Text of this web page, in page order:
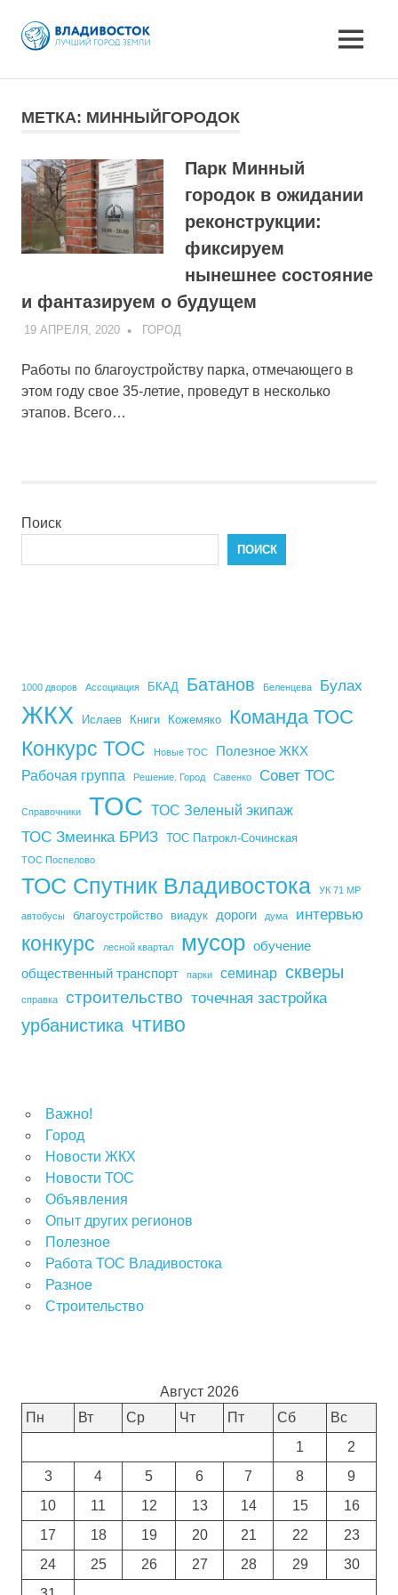
MENU
МЕТКА: МИННЫЙГОРОДОК
Парк Минный
городок в ожидании
реконструкции:
фиксируем
нынешнее состояние
и фантазируем о будущем
19 АПРЕЛЯ, 2020 ADMIN
ГОРОД
Работы по благоустройству парка, отмечающего в
этом году свое 35-летие, проведут в несколько
этапов. Всего…
Поиск
ПОИСК
1000 дворов Ассоциация БКАД Батанов Беленцева Булах
ЖКХ Ислаев Книги Кожемяко Команда ТОС
Конкурс ТОС Новые ТОС Полезное ЖКХ
Рабочая группа Решение. Город Савенко Совет ТОС
Справочники ТОС ТОС Зеленый экипаж
ТОС Змеинка БРИЗ ТОС Патрокл-Сочинская
ТОС Поспелово
ТОС Спутник Владивостока УК 71 МР
автобусы благоустройство виадук дороги дума интервью
конкурс лесной квартал мусор обучение
общественный транспорт
парки семинар скверы
справка строительство точечная застройка
урбанистика чтиво
Важно!
Город
Новости ЖКХ
Новости ТОС
Объявления
Опыт других регионов
Полезное
Работа ТОС Владивостока
Разное
Строительство
Август 2026
Пн
Вт Ср Чт Пт Сб
Вс
1
2
3
4 5 6 7 8
9
10
11 12 13 14 15
16
17
18 19 20 21 22
23
24
25 26 27 28 29
30